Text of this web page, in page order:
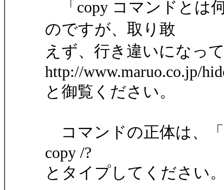
「copy コマンドとは
のですが、取り敢
えず、行き違いになっ
http://www.maruo.co.jp/
と御覧ください。
コマンドの正体は、
copy /?
とタイプしてください